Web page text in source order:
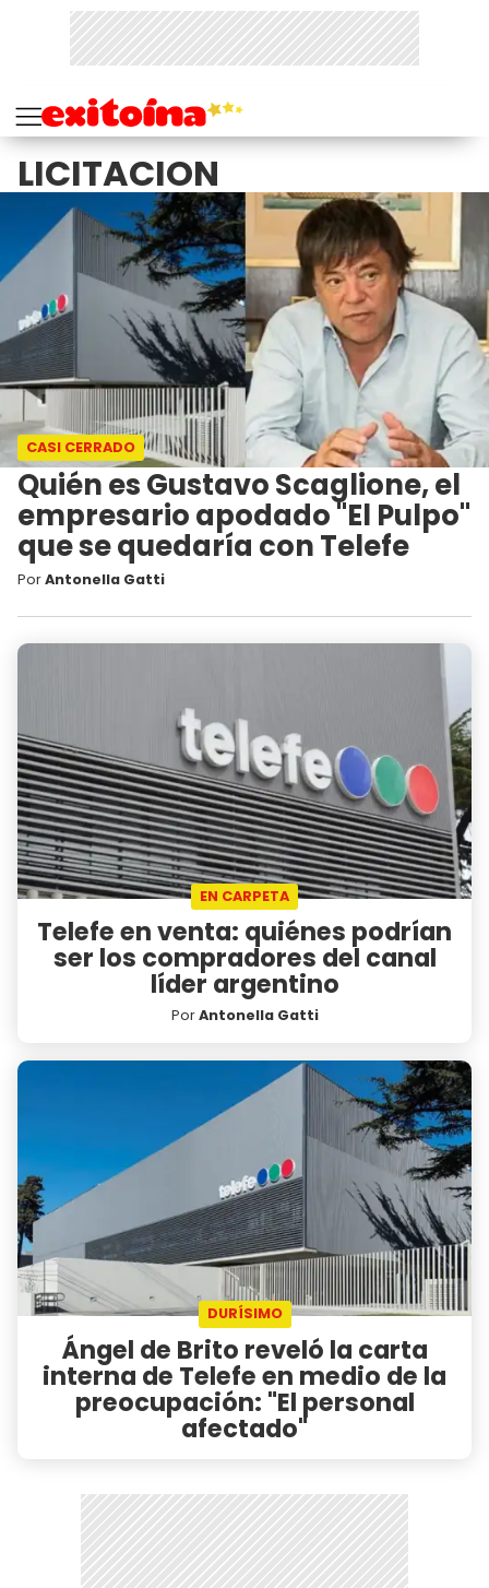
LICITACION
CASI CERRADO
Quién es Gustavo Scaglione, el
empresario apodado "El Pulpo"
que se quedaría con Telefe
PorAntonella Gatti
EN CARPETA
Telefe en venta: quiénes podrían
ser los compradores del canal
líder argentino
PorAntonella Gatti
DURÍSIMO
Ángel de Brito reveló la carta
interna de Telefe en medio de la
preocupación: "El personal
afectado"